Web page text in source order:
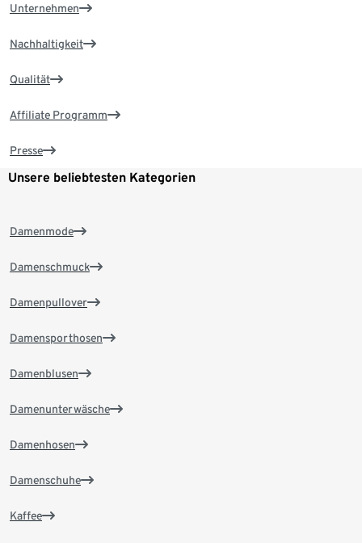
Unternehmen
Nachhaltigkeit
Qualität
Affiliate Programm
Presse
Unsere beliebtesten Kategorien
Damenmode
Damenschmuck
Damenpullover
Damensporthosen
Damenblusen
Damenunterwäsche
Damenhosen
Damenschuhe
Kaffee